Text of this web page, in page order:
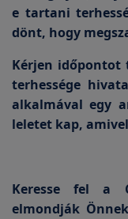
e tartani
dönt, hogy
Kérjen időpontot
terhessége
alkalmával egy
leletet kap,
Keresse fel a
elmondják